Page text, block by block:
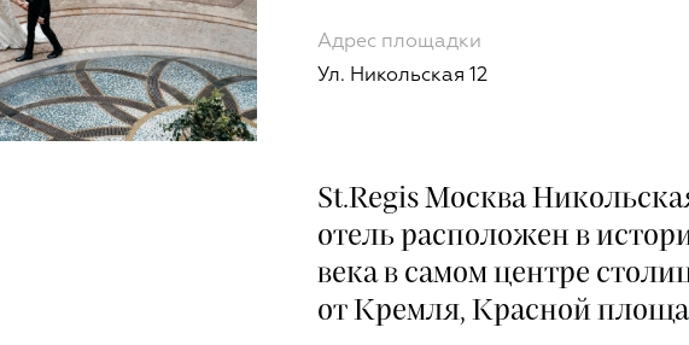
Адрес площадки
Ул. Никольская 12
St.Regis Москва
отель расположен в
века в самом центре
от Кремля, Красной